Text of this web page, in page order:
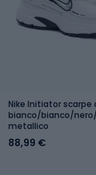
Nike Initiator scarpe
bianco/bianco/
metallico
88,99 €